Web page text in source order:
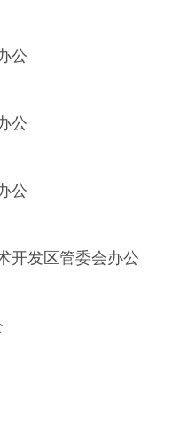
公
公
公
区管委会办公